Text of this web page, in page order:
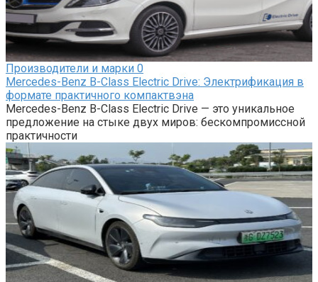
Производители и марки 0
Mercedes-Benz B-Class Electric Drive: Электрификация в
формате практичного компактвэна
Mercedes-Benz B-Class Electric Drive — это уникальное
предложение на стыке двух миров: бескомпромиссной
практичности